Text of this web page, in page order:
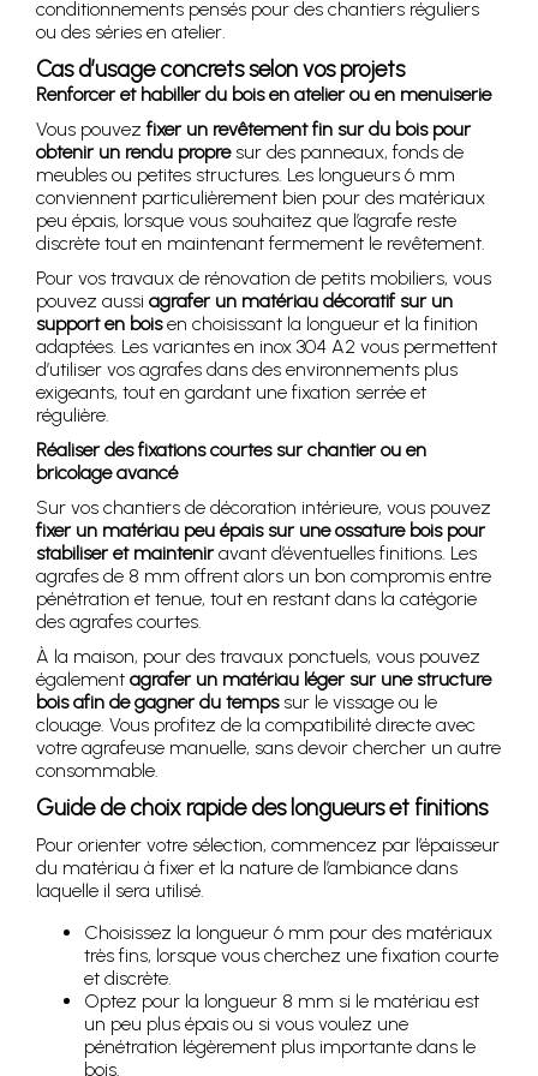
conditionnements pensés pour des chantiers réguliers
ou des séries en atelier.
Cas d’usage concrets selon vos projets
Renforcer et habiller du bois en atelier ou en menuiserie
Vous pouvez fixer un revêtement fin sur du bois pour
obtenir un rendu propresur des panneaux, fonds de
meubles ou petites structures. Les longueurs 6 mm
conviennent particulièrement bien pour des matériaux
peu épais, lorsque vous souhaitez que l’agrafe reste
discrète tout en maintenant fermement le revêtement.
Pour vos travaux de rénovation de petits mobiliers, vous
pouvez aussi agrafer un matériau décoratif sur un
support en boisen choisissant la longueur et la finition
adaptées. Les variantes en inox 304 A2 vous permettent
d’utiliser vos agrafes dans des environnements plus
exigeants, tout en gardant une fixation serrée et
régulière.
Réaliser des fixations courtes sur chantier ou en
bricolage avancé
Sur vos chantiers de décoration intérieure, vous pouvez
fixer un matériau peu épais sur une ossature bois pour
stabiliser et mainteniravant d’éventuelles finitions. Les
agrafes de 8 mm offrent alors un bon compromis entre
pénétration et tenue, tout en restant dans la catégorie
des agrafes courtes.
À la maison, pour des travaux ponctuels, vous pouvez
également agrafer un matériau léger sur une structure
bois afin de gagner du tempssur le vissage ou le
clouage. Vous profitez de la compatibilité directe avec
votre agrafeuse manuelle, sans devoir chercher un autre
consommable.
Guide de choix rapide des longueurs et finitions
Pour orienter votre sélection, commencez par l’épaisseur
du matériau à fixer et la nature de l’ambiance dans
laquelle il sera utilisé.
Choisissez la longueur 6 mm pour des matériaux
très fins, lorsque vous cherchez une fixation courte
et discrète.
Optez pour la longueur 8 mm si le matériau est
un peu plus épais ou si vous voulez une
pénétration légèrement plus importante dans le
bois.